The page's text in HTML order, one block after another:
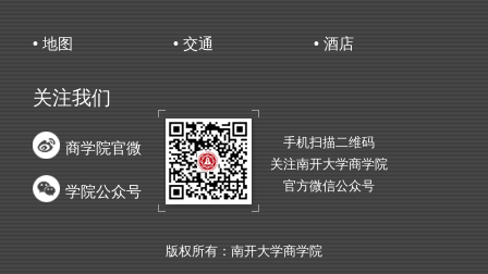
• 地图 • 交通 • 酒店
关注我们
商学院官微
学院公众号
手机扫描二维码
关注南开大学商学院
官方微信公众号
版权所有：南开大学商学院